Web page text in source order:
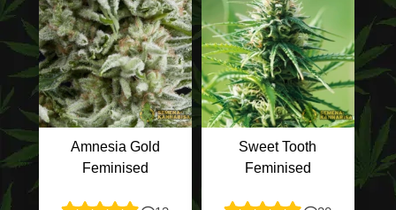
Amnesia Gold
Feminised
Sweet Tooth
Feminised